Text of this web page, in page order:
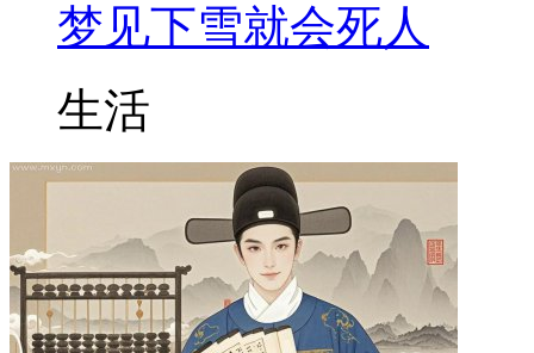
梦见下雪就会死人
生活